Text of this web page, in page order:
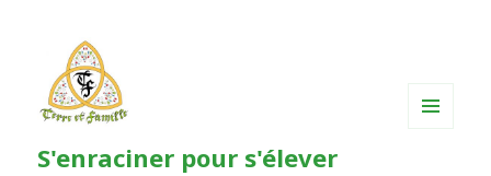
S'enraciner pour s'élever